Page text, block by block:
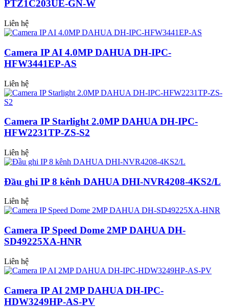
PTZ1C203UE-GN-W
Liên hệ
Camera IP AI 4.0MP DAHUA DH-IPC-
HFW3441EP-AS
Liên hệ
Camera IP Starlight 2.0MP DAHUA DH-IPC-
HFW2231TP-ZS-S2
Liên hệ
Đầu ghi IP 8 kênh DAHUA DHI-NVR4208-4KS2/L
Liên hệ
Camera IP Speed Dome 2MP DAHUA DH-
SD49225XA-HNR
Liên hệ
Camera IP AI 2MP DAHUA DH-IPC-
HDW3249HP-AS-PV